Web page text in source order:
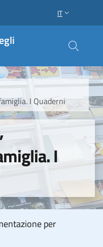
SELETTORE
IT
I Quaderni
I
per